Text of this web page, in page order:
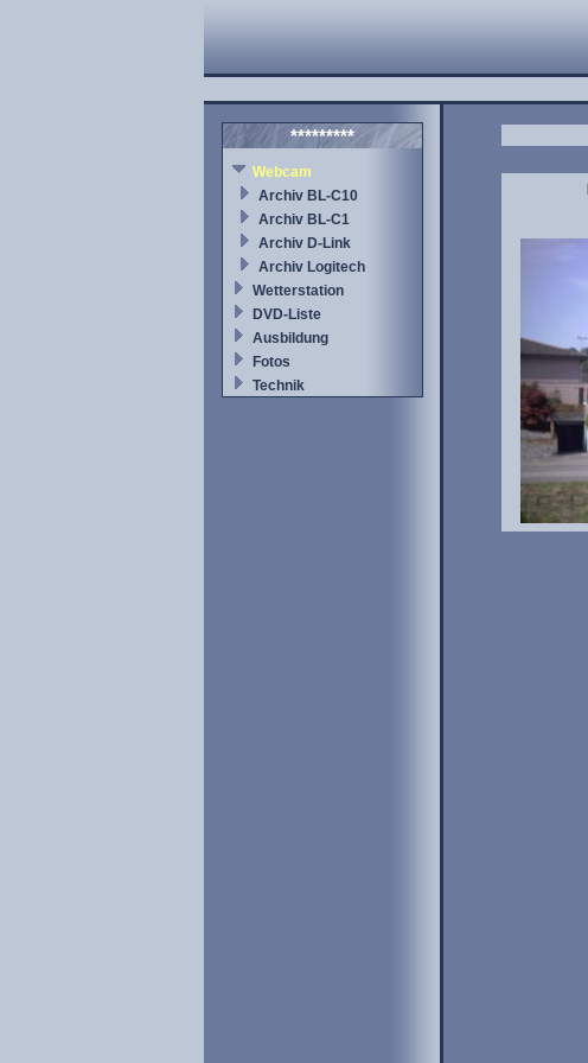
*********
Webcam
Archiv BL-C10
Archiv BL-C1
Archiv D-Link
Archiv Logitech
Wetterstation
DVD-Liste
Ausbildung
Fotos
Technik